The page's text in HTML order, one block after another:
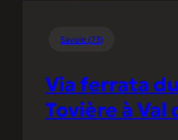
Savoie (73)
Via ferrata
Tovière à Val